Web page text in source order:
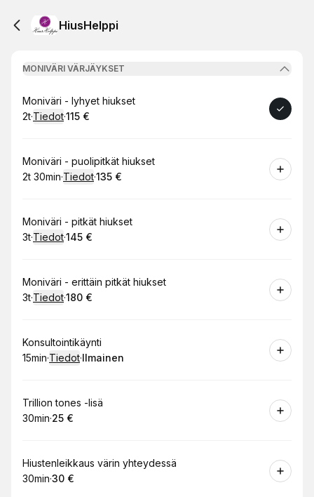
HiusHelppi
MONIVÄRI VÄRJÄYKSET
Varaa
Moniväri - lyhyet hiukset
.Kesto:
2t·Tiedot·
. Hinta
115 €
Varaa
Moniväri - puolipitkät hiukset
.Kesto:
2t 30min·Tiedot·
.Hinta
135 €
Varaa
Moniväri - pitkät hiukset
.Kesto:
3t·Tiedot·
.Hinta
145 €
Varaa
Moniväri - erittäin pitkät hiukset
.Kesto:
3t·Tiedot·
.Hinta
180 €
Varaa
Konsultointikäynti
.Kesto:
15min·Tiedot·
.Hinta:
Ilmainen
Varaa
Trillion tones -lisä
.Kesto:
30min·
.Hinta
25 €
Varaa
Hiustenleikkaus värin yhteydessä
.Kesto:
30min·
.Hinta
30 €